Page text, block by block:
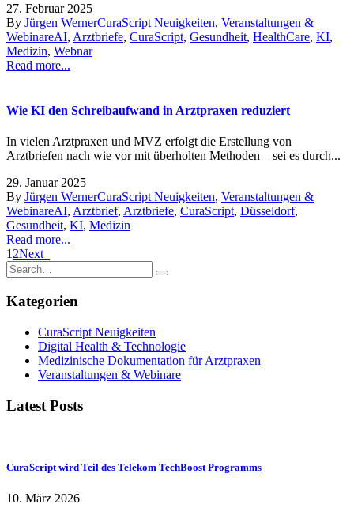
27. Februar 2025
By Jürgen WernerCuraScript Neuigkeiten, Veranstaltungen &
WebinareAI, Arztbriefe, CuraScript, Gesundheit, HealthCare, KI,
Medizin, Webnar
Read more...
Wie KI den Schreibaufwand in Arztpraxen reduziert
In vielen Arztpraxen und MVZ erfolgt die Erstellung von
Arztbriefen nach wie vor mit überholten Methoden – sei es durch...
29. Januar 2025
By Jürgen WernerCuraScript Neuigkeiten, Veranstaltungen &
WebinareAI, Arztbrief, Arztbriefe, CuraScript, Düsseldorf,
Gesundheit, KI, Medizin
Read more...
12Next
Kategorien
CuraScript Neuigkeiten
Digital Health & Technologie
Medizinische Dokumentation für Arztpraxen
Veranstaltungen & Webinare
Latest Posts
CuraScript wird Teil des Telekom TechBoost Programms
10. März 2026